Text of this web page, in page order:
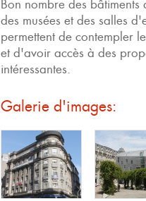
Bon nombre des
des musées et des salles
permettent de contempler
et d'avoir accès à des
intéressantes.
Galerie d'images: